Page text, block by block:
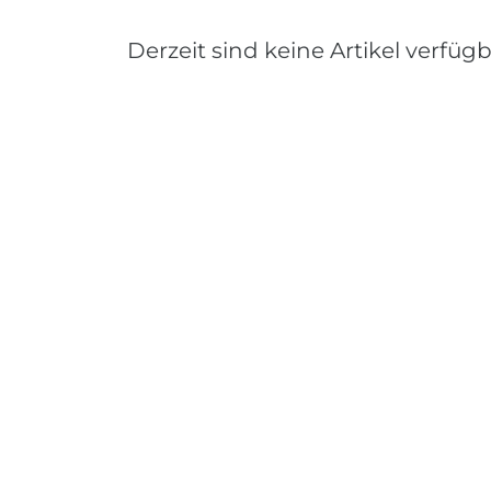
Derzeit sind keine Artikel